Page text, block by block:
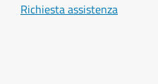
Richiesta assistenza